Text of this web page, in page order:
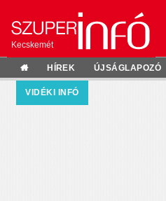
Kecskemét
HÍREK ÚJSÁGLAPOZÓ
VIDÉKI INFÓ